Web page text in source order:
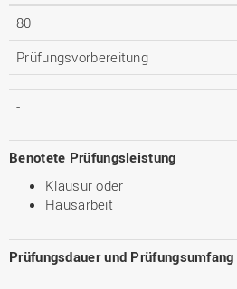
80
Prüfungsvorbereitung
-
Benotete Prüfungsleistung
Klausur oder
Hausarbeit
Prüfungsdauer und Prüfungsumfang